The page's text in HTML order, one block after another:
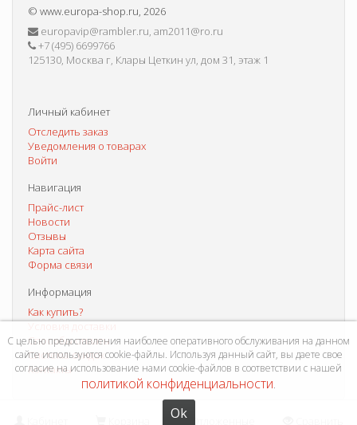
© www.europa-shop.ru, 2026
europavip@rambler.ru, am2011@ro.ru
+7 (495) 6699766
125130, Москва г, Клары Цеткин ул, дом 31, этаж 1
Личный кабинет
Отследить заказ
Уведомления о товарах
Войти
Навигация
Прайс-лист
Новости
Отзывы
Карта сайта
Форма связи
Информация
Как купить?
Условия доставки
Способы оплаты
Система скидок
Контакты
С целью предоставления наиболее оперативного обслуживания на данном
сайте используются cookie-файлы. Используя данный сайт, вы даете свое
согласие на использование нами cookie-файлов в соответствии с нашей
политикой конфиденциальности.
Ok